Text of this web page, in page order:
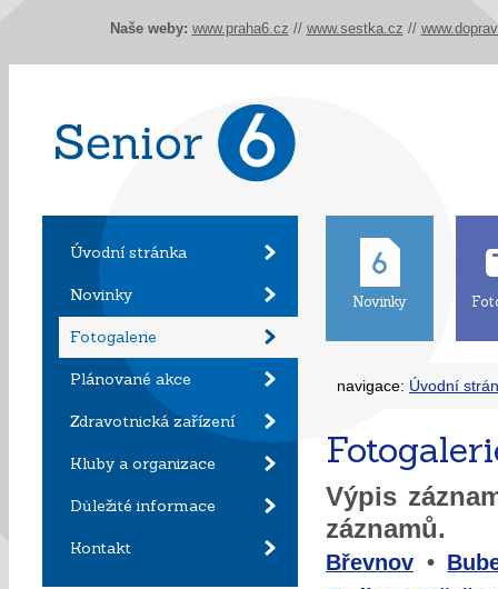
Úvodní stránka
Novinky
Fotogalerie
Plánované akce
Zdravotnická zařízení
Kluby a organizace
Důležité informace
Kontakt
Novinky
navigace: Úvodní
Výpis
záznamů.
Břevnov •
Naše weby: www.praha6.cz // www.sestka.cz //